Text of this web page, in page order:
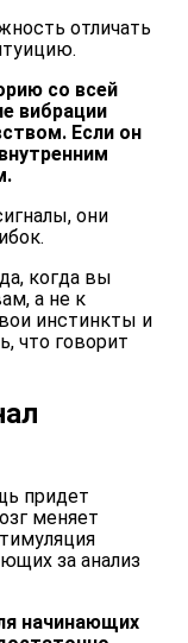
отличать
со всей
вибрации
Если он
они
когда вы
а не к
инстинкты и
что говорит
придет
меняет
за анализ
начинающих